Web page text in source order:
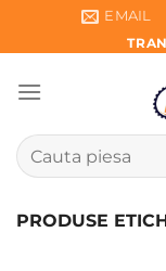
EMAIL
Caută
după:
PRODUSE